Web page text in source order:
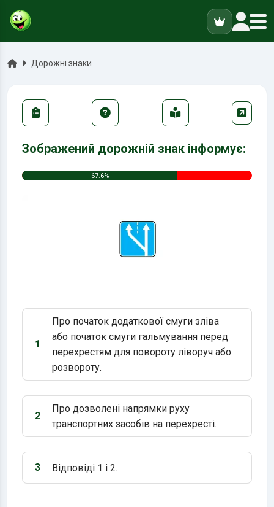
ГоловнаДорожні знаки
Зображений дорожній знак інформує:
67.6%
Варіант 1:
1
Про початок додаткової смуги зліва
або початок смуги гальмування перед
перехрестям для повороту ліворуч або
розвороту.
Варіант 2:
2
Про дозволені напрямки руху
транспортних засобів на перехресті.
Варіант 3:
3 Відповіді 1 і 2.